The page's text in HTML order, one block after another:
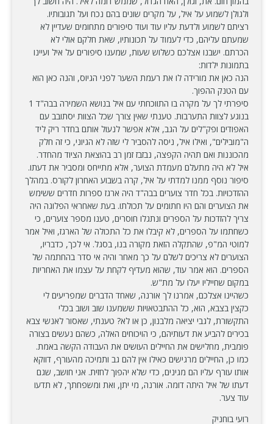
ולגולן לשמוע על איל, על מקרים שונים בהם נכח ועל תגובותיו.
רציתם לשמוע ולדעת עליו עוד ועוד סיפורים מתחומים שעדיין לא
שמעתם עליהם, כדי לעמוד על תכונותיו, שאת חלקם אולי לא
הכרתם. ישבנו אצלכם כשלוש שעות, שמענו סיפורים על איל ועיינו
בתמונות ילדות:
הנה כאן את מורידה לו את רעמת השער לפני הגיוס, והנה כאן הוא
עם הטנק ההפוך.
סיפרתי לך על מקרה בו התווכחתי עם איל בנושא השמירה בבה"ד 1
בנוגע לצוות התערבות. טענתי שאין צורך שכל הצוות יסתובב עם
האפודים ופק"לים על הגב, אלא אפשר לנעול אותם בחדר ריק ליד
ה"מובילים", ואילו איל, ניסה להסביר לי שזה לא הגיוני, כי זה חלק
מהכוננות ואם תהיה הקפצה, נבזבז זמן רב בהוצאת הציוד מהחדר.
איל לא היה מתעלם מעמדת הצוער, אלא מתייחס ומסביר את דעתו.
סיפור נוסף ממנו למדתי על איל, קרה בשבוע האחרון לקורס. במהלך
ההזדכויות. בכל חדר צוערים בבה"ד היה ארגז ספרות חדרים ששימש
את הצוערים והם היו חתומים על תכולתו. בעת שאחראי הפלוגה היה
צריך להזדכות על הספרים ונתגלו חוסרים, טענו מספר צוערים, כי
כשחתמו על הספרים, לא קיבלו את כל התכולה של הארגז, ואיל אמר
למוטי המ"פ, שהתקלה הזאת מקורה בנו, בסגל. אי לכך, כדבריו,
הצוערים לא צריכים לשלם על כך מאחר והיה אי סדר בהחתמה של
הספרים. הוא אמר עוד, שהוא מעדיף לקחת על עצמו את האחריות
במקום שחייליו יעלו על מת"ש.
כשהיינו אצלכם, אמרנו לך אורנה, שאחד הדברים שמפריעים לי
כקצין בצבא, הוא, כל ההתבטאויות ששמענו שוב ושוב בכלי
התקשורת, לגבי יציאה מלבנון, כן או לא? טענתי, שאסור לאנשי צבא
בכירים להביע את דעותיהם, כי הויכוחים האלה, כשהם נעשים בצורה
פומבית, מחלישים את החיילים העושים את העבודה הקשה באמת.
כמו כן, החיילים מרגישים כאילו אין להם גב ותמיכה מהעורף, דווקא
אותו עורף עליו הם מגינים, כדי שלא יהפוך לחזית. אני חושב, שגם
דעתו של איל היתה דומה. אורנה, מי יתן, ואת ומשפחתך, לא תדעו
עוד צער.
רועי בוחניק